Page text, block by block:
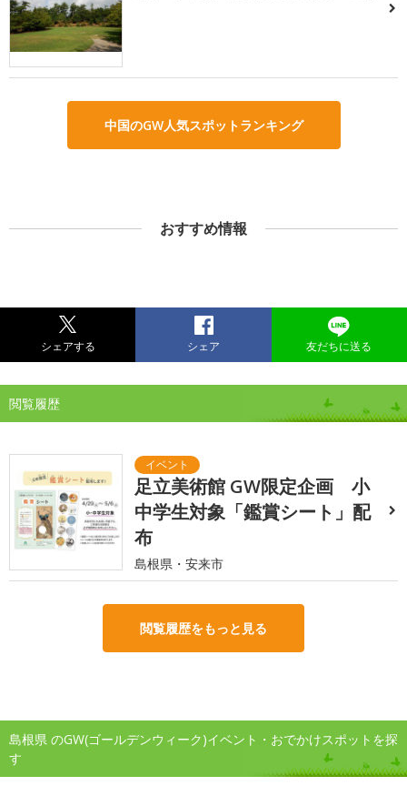
中国のGW人気スポットランキング
おすすめ情報
シェアする シェア 友だちに送る
閲覧履歴
足立美術館 GW限定企画 小
中学生対象「鑑賞シート」配
布
島根県・安来市
閲覧履歴をもっと見る
島根県 のGW(ゴールデンウィーク)イベント・おでかけスポットを探
す